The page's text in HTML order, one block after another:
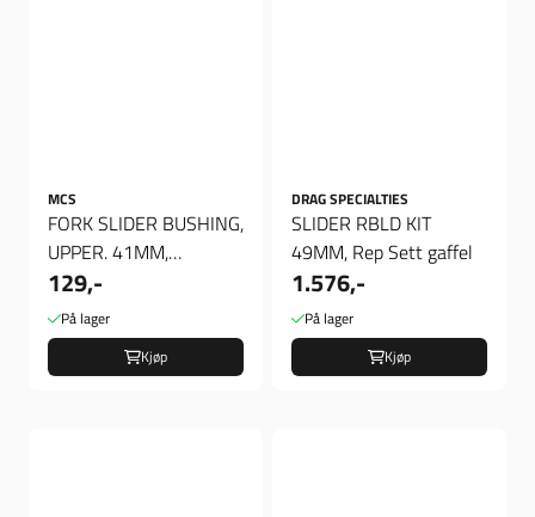
MCS
FORK SLIDER BUSHING,
UPPER. 41MM,
Gaffelforing Øvre
129,-
På lager
Kjøp
DRAG SPECIALTIES
SLIDER RBLD KIT
49MM, Rep Sett gaffel
1.576,-
På lager
Kjøp